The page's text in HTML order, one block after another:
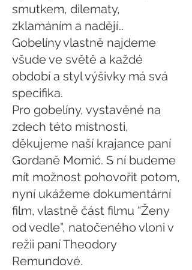
smutkem, dilematy,
zklamáním a nadějí…
Gobelíny vlastně najdeme
všude ve světě a každé
období a styl výšivky má svá
specifika.
Pro gobelíny, vystavěné na
zdech této místnosti,
děkujeme naší krajance paní
Gordaně Momić. S ní budeme
mít možnost pohovořit potom,
nyní ukážeme dokumentární
film, vlastně část filmu “Ženy
od vedle”, natočeného vloni v
režii paní Theodory
Remundové.